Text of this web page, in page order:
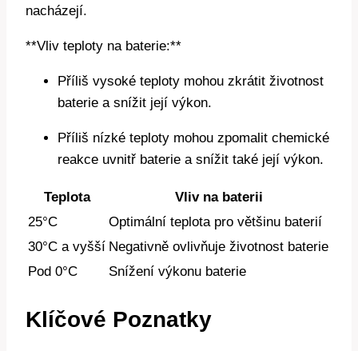
nacházejí.
**Vliv teploty na baterie:**
Příliš vysoké teploty mohou zkrátit životnost
baterie a snížit její výkon.
Příliš nízké teploty mohou zpomalit chemické
reakce uvnitř baterie a snížit také její výkon.
Teplota
Vliv na baterii
25°C
Optimální teplota pro většinu baterií
30°C a vyšší Negativně ovlivňuje životnost baterie
Pod 0°C
Snížení výkonu baterie
Klíčové Poznatky